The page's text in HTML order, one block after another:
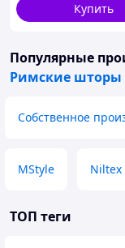
Купить
Популярные
Римские шторы
Собственное
MStyle Niltex
ТОП теги